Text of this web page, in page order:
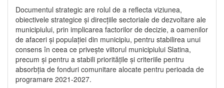
Documentul strategic are rolul de a reflecta viziunea,
obiectivele strategice și direcțiile sectoriale de dezvoltare ale
municipiului, prin implicarea factorilor de decizie, a oamenilor
de afaceri și populației din municipiu, pentru stabilirea unui
consens în ceea ce privește viitorul municipiului Slatina,
precum și pentru a stabili prioritățile și criteriile pentru
absorbția de fonduri comunitare alocate pentru perioada de
programare 2021-2027.